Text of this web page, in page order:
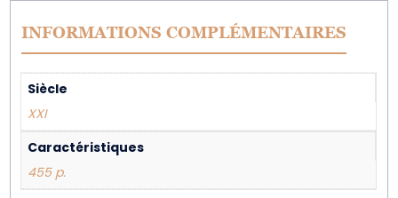
INFORMATIONS COMPLÉMENTAIRES
Siècle
XXI
Caractéristiques
455 p.